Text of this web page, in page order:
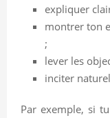
expliquer
montrer ton
;
lever les
inciter
Par exemple, si